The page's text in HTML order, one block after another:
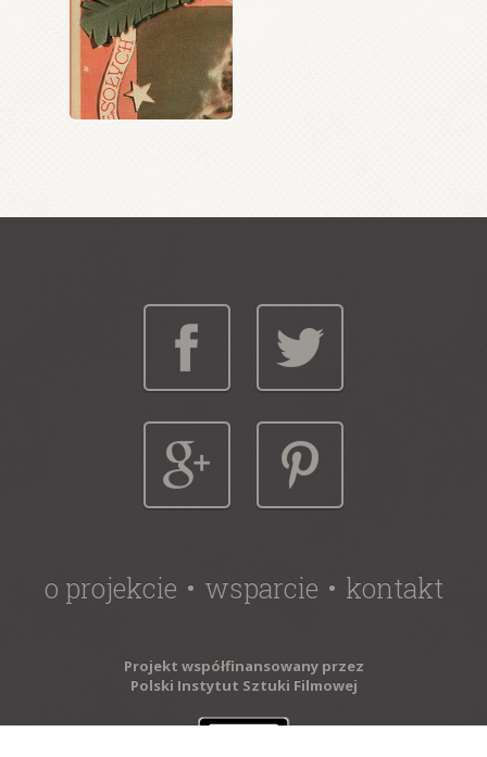
o projekcie wsparcie kontakt
Projekt współfinansowany przez